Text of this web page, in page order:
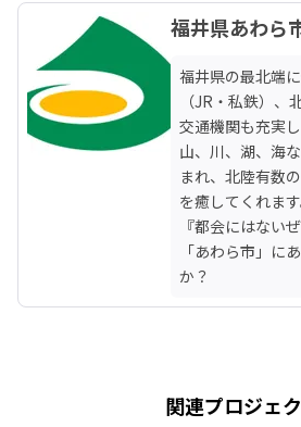
福井県あわら
福井県の最北端
（JR・私鉄）、
交通機関も充実し
山、川、湖、海
まれ、北陸有数
を癒してくれます
『都会にはない
「あわら市」に
か？
関連プロジェ